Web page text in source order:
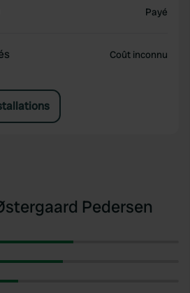
Payé
Coût inconnu
Pedersen